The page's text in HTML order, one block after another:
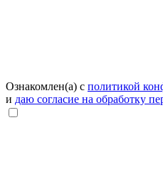
Ознакомлен(а) с политикой
и даю согласие на обработку